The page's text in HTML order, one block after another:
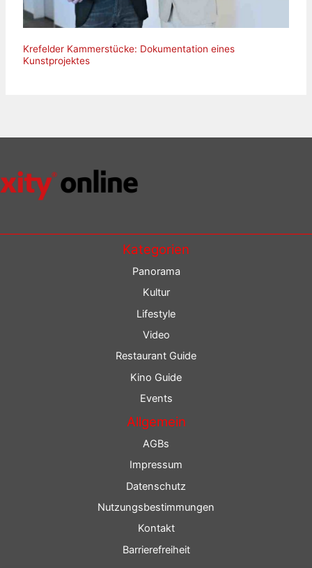
Krefelder Kammerstücke: Dokumentation eines
Kunstprojektes
Kategorien
Panorama
Kultur
Lifestyle
Video
Restaurant Guide
Kino Guide
Events
Allgemein
AGBs
Impressum
Datenschutz
Nutzungsbestimmungen
Kontakt
Barrierefreiheit